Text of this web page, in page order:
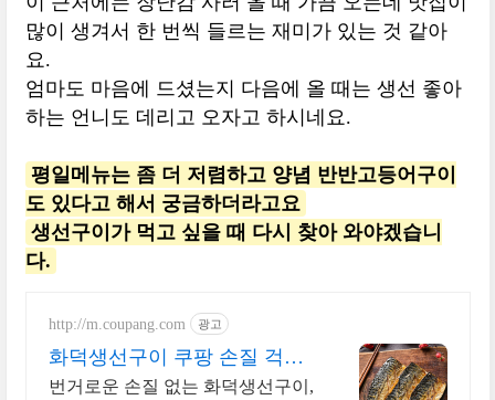
많이 생겨서 한 번씩 들르는 재미가 있는 것 같아
요.
엄마도 마음에 드셨는지 다음에 올 때는 생선 좋아
하는 언니도 데리고 오자고 하시네요.
평일메뉴는 좀 더 저렴하고 양념 반반고등어구이
도 있다고 해서 궁금하더라고요
생선구이가 먹고 싶을 때 다시 찾아 와야겠습니
다.
http://m.coupang.com 광고
화덕생선구이 쿠팡 손질 걱정
없이 바로 요리
번거로운 손질 없는 화덕생선구이,